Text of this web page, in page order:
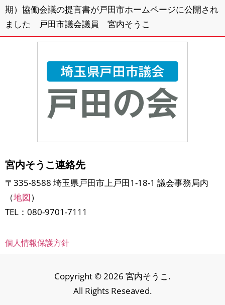
期）協働会議の提言書が戸田市ホームページに公開され
ました 戸田市議会議員 宮内そうこ
宮内そうこ連絡先
〒335-8588 埼玉県戸田市上戸田1-18-1 議会事務局内
（地図）
TEL：080-9701-7111
個人情報保護方針
Copyright © 2026 宮内そうこ.
All Rights Reseaved.